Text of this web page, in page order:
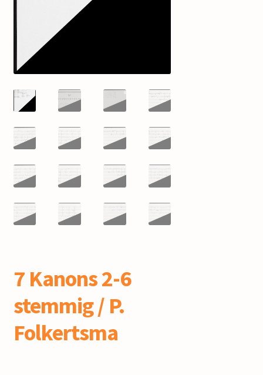
7 Kanons 2-6
stemmig / P.
Folkertsma